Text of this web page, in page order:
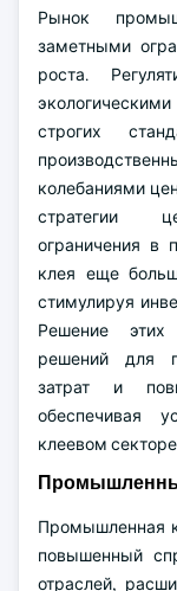
Рынок
заметными
роста.
строгих
колебаниями
стратегии
ограничения в
клея еще
стимулируя
Решение этих
решений для
затрат и
обеспечивая
клеевом
Промышленная
повышенный
отраслей,